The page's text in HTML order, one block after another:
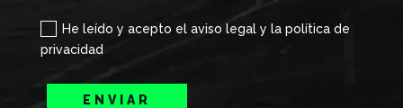
He leído y acepto el aviso legal y la política de
privacidad
ENVIAR